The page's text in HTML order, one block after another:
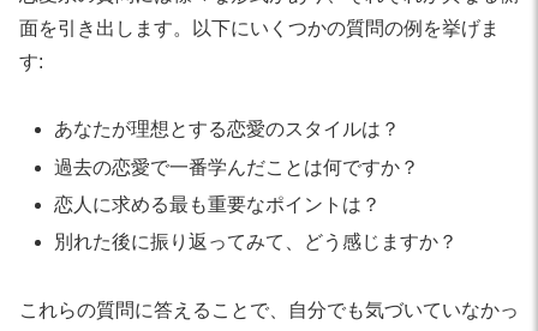
面を引き出します。以下にいくつかの質問の例を挙げま
す:
あなたが理想とする恋愛のスタイルは？
過去の恋愛で一番学んだことは何ですか？
恋人に求める最も重要なポイントは？
別れた後に振り返ってみて、どう感じますか？
これらの質問に答えることで、自分でも気づいていなかっ